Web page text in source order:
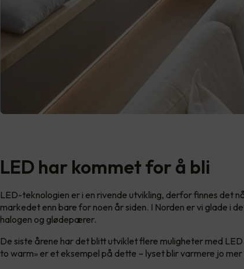
LED har kommet for å bli
LED-teknologien er i en rivende utvikling, derfor finnes det
markedet enn bare for noen år siden. I Norden er vi glade i
halogen og glødepærer.
De siste årene har det blitt utviklet flere muligheter med
to warm» er et eksempel på dette – lyset blir varmere jo mer